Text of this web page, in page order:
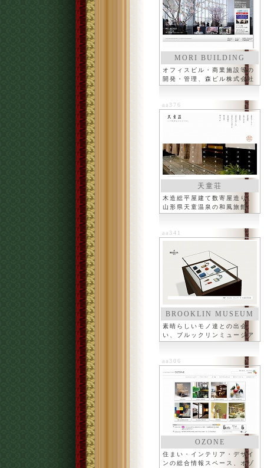
MORI BUILDING
オフィスビル・商業施設等の
開発・管理、森ビル株式会社
aa376
天童荘
木造総平屋建て数寄屋造り、
山形県天童温泉の和風旅館
aa341
BROOKLIN MUSEUM
素晴らしいモノ達との出会
い、ブルックリンミュージア
ム
aa306
OZONE
住まい・インテリア・デザイ
ンの総合情報スペース、オゾ